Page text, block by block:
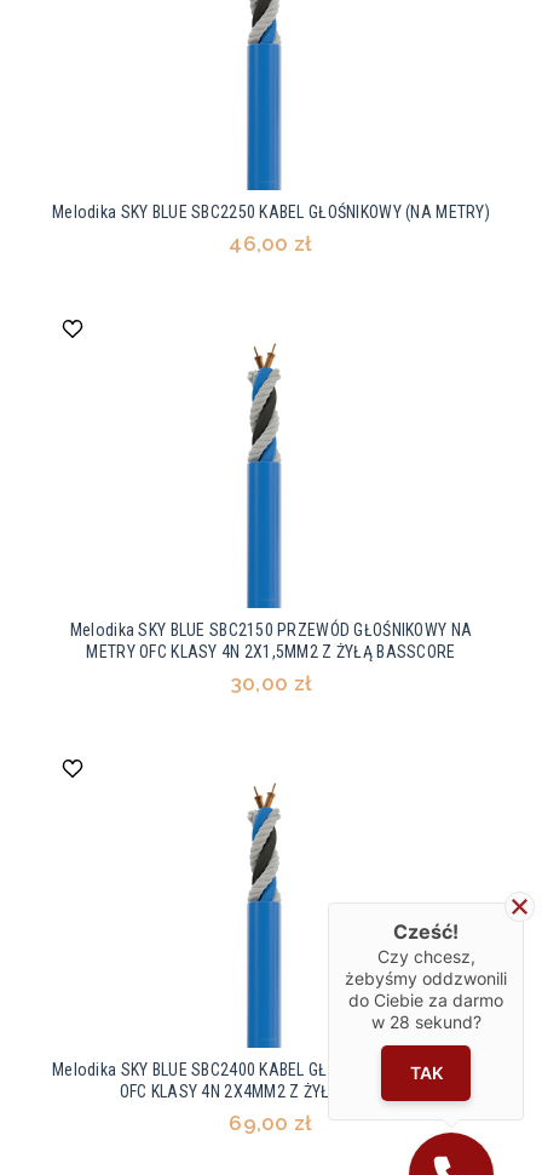
Melodika SKY BLUE SBC2250 KABEL GŁOŚNIKOWY (NA METRY)
46,00 zł
Melodika SKY BLUE SBC2150 PRZEWÓD GŁOŚNIKOWY NA
METRY OFC KLASY 4N 2X1,5MM2 Z ŻYŁĄ BASSCORE
30,00 zł
Melodika SKY BLUE SBC2400 KABEL GŁOŚNIKOWY (NA METRY)
OFC KLASY 4N 2X4MM2 Z ŻYŁĄ BASSCORE
69,00 zł
Cześć!
Czy chcesz,
żebyśmy oddzwonili
do Ciebie za darmo
w 28 sekund?
TAK